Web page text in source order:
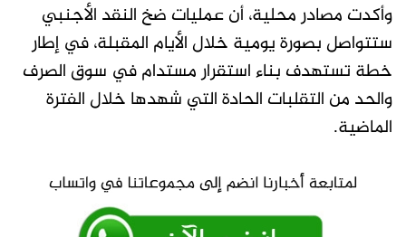
وأكدت مصادر محلية، أن عمليات ضخ النقد الأجنبي
ستتواصل بصورة يومية خلال الأيام المقبلة، في إطار
خطة تستهدف بناء استقرار مستدام في سوق الصرف
والحد من التقلبات الحادة التي شهدها خلال الفترة
الماضية.